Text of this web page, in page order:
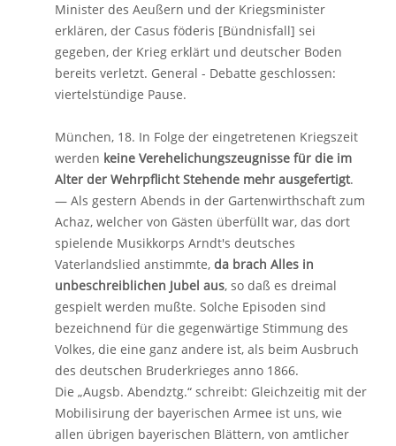
Minister des Aeußern und der Kriegsminister
erklären, der Casus föderis [Bündnisfall] sei
gegeben, der Krieg erklärt und deutscher Boden
bereits verletzt. General - Debatte ge­schlossen:
viertelstündige Pause.
München, 18. In Folge der eingetretenen Kriegs­zeit
werden keine Verehelichungszeugnisse für die im
Alter der Wehrpflicht Stehende mehr ausgefertigt.
— Als gestern Abends in der Gartenwirthschaft zum
Achaz, welcher von Gästen überfüllt war, das dort
spielende Musikkorps Arndt's deutsches
Vaterlandslied anstimmte, da brach Alles in
unbeschreiblichen Jubel aus, so daß es dreimal
gespielt werden mußte. Solche Episoden sind
bezeichnend für die gegenwärtige Stimmung des
Volkes, die eine ganz andere ist, als beim Ausbruch
des deut­schen Bruderkrieges anno 1866.
Die „Augsb. Abendztg.“ schreibt: Gleichzeitig mit der
Mobilisirung der bayerischen Armee ist uns, wie
allen übrigen bayerischen Blättern, von amtlicher